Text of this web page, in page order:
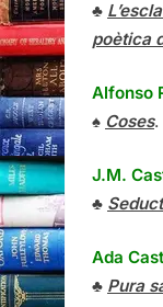
♣
poètica
Alfonso
♠ Coses.
J.M.
♣
Ada
♣ Pura